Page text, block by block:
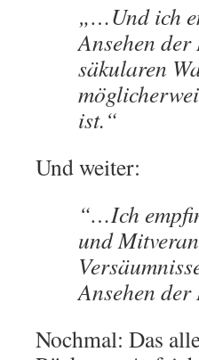
„…Und ich
Ansehen
säkularen
ist.“
Und weiter:
“…Ich
und
Ansehen
Nochmal: Das